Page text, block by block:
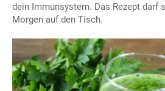
dein Immunsystem. Das Rezept darf
Morgen auf den Tisch.